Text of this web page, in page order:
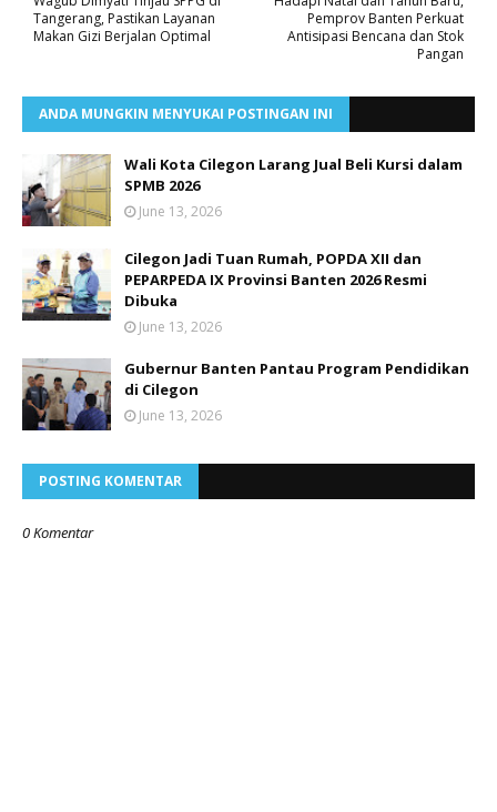
Pemprov Banten Perkuat
Antisipasi Bencana dan Stok
Pangan
Tangerang, Pastikan Layanan
Makan Gizi Berjalan Optimal
ANDA MUNGKIN MENYUKAI POSTINGAN INI
Wali Kota Cilegon Larang Jual Beli Kursi dalam
SPMB 2026
June 13, 2026
Cilegon Jadi Tuan Rumah, POPDA XII dan
PEPARPEDA IX Provinsi Banten 2026 Resmi
Dibuka
June 13, 2026
Gubernur Banten Pantau Program Pendidikan
di Cilegon
June 13, 2026
POSTING KOMENTAR
0 Komentar